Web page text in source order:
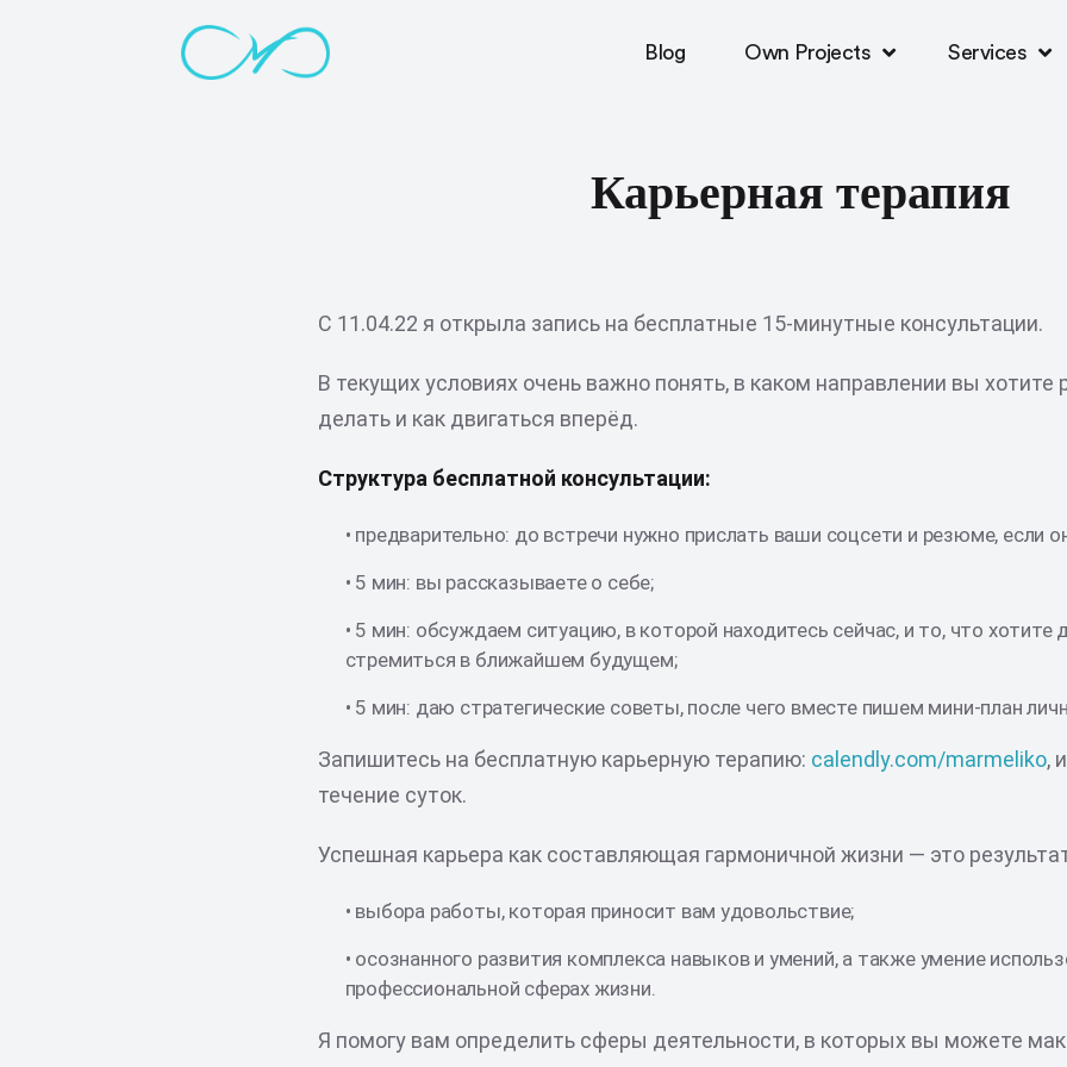
Blog Own Projects Services
Карьерная терапия
С 11.04.22 я открыла запись на бесплатные 15-минутные консультации.
В текущих условиях очень важно понять, в каком направлении вы хотите
делать и как двигаться вперёд.
Структура бесплатной консультации:
• предварительно: до встречи нужно прислать ваши соцсети и резюме, если
• 5 мин: вы рассказываете о себе;
• 5 мин: обсуждаем ситуацию, в которой находитесь сейчас, и то, что хотите
стремиться в ближайшем будущем;
• 5 мин: даю стратегические советы, после чего вместе пишем мини-план
Запишитесь на бесплатную карьерную терапию: calendly.com/marmeliko,
течение суток.
Успешная карьера как составляющая гармоничной жизни — это
• выбора работы, которая приносит вам удовольствие;
• осознанного развития комплекса навыков и умений, а также умение
профессиональной сферах жизни.
Я помогу вам определить сферы деятельности, в которых вы можете